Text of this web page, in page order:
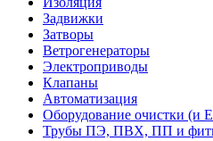
Задвижки
Затворы
Ветрогенераторы
Электроприводы
Клапаны
Автоматизация
Оборудование очистки (и
Трубы ПЭ, ПВХ, ПП и